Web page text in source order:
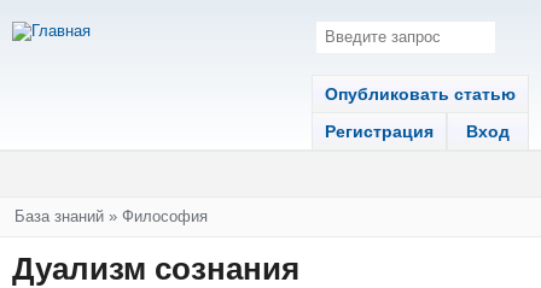
Опубликовать статью
Регистрация
Вход
Вы здесь
База знаний » Философия
Дуализм сознания